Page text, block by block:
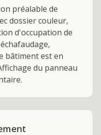
préalable de
dossier couleur,
d'occupation de
bâtiment est en
du panneau